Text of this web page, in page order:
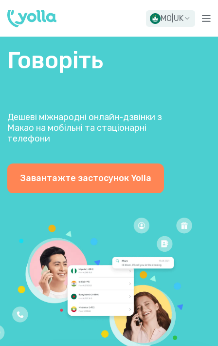
MO UK
Говоріть
Дешеві міжнародні онлайн-дзвінки з
Макао на мобільні та стаціонарні
телефони
Завантажте застосунок Yolla